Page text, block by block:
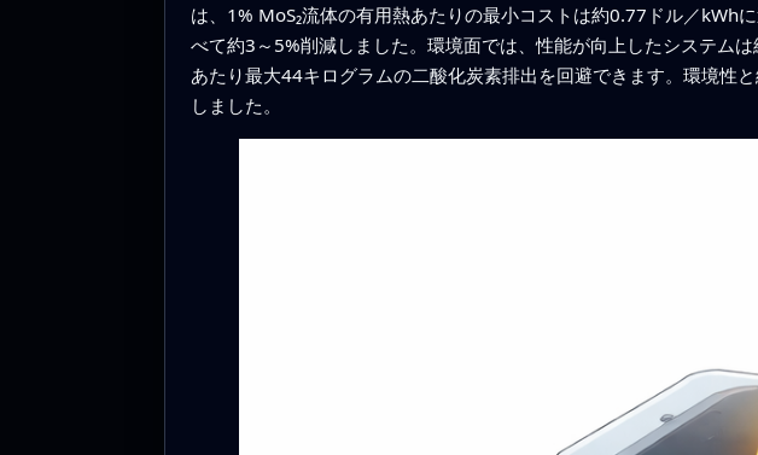
は、1% MoS₂流体の有用熱あたりの最小コストは約0.77ドル／kWh
べて約3～5%削減しました。環境面では、性能が向上したシステム
あたり最大44キログラムの二酸化炭素排出を回避できます。環境性
しました。